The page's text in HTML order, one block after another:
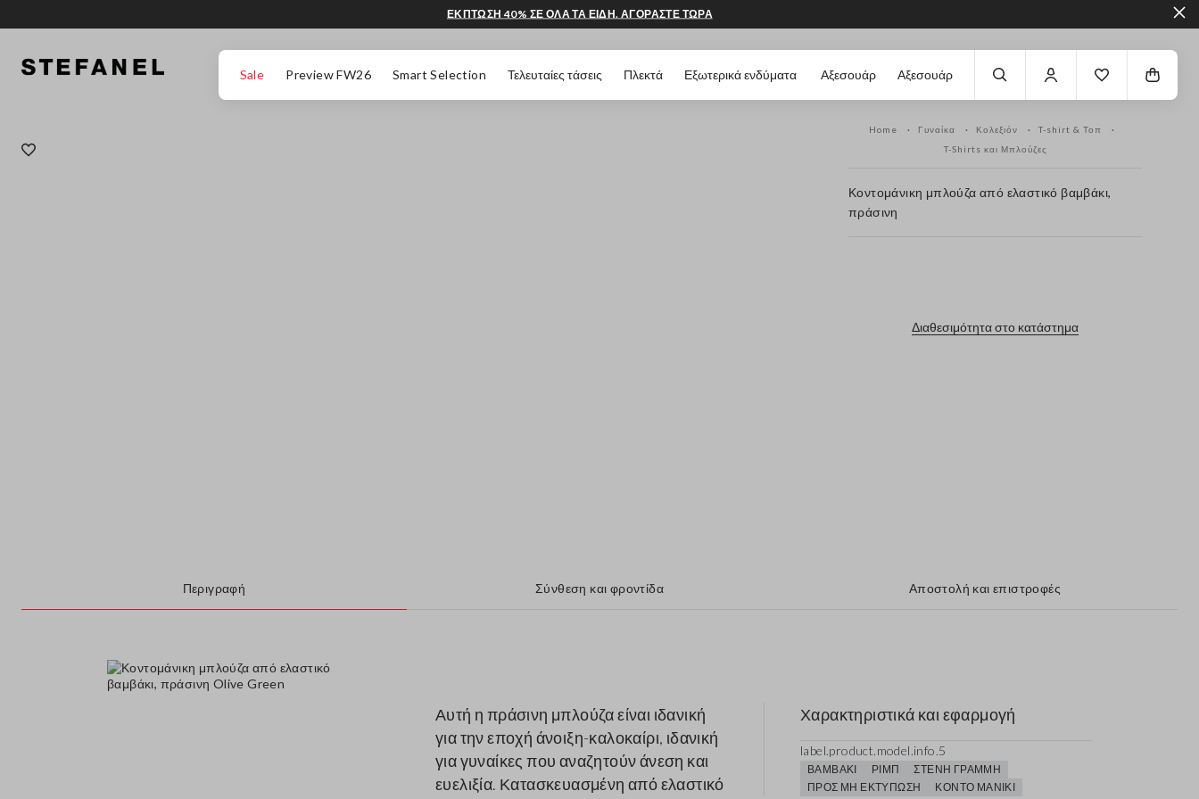
Sale Preview FW26 Smart Selection Τελευταίες τάσεις Πλεκτά Εξωτερικά ενδύματα Αξεσουάρ Αξεσουάρ
ΕΚΠΤΩΣΗ 40% ΣΕ ΟΛΑ ΤΑ ΕΙΔΗ. ΑΓΟΡΑΣΤΕ ΤΩΡΑ
Home Γυναίκα Κολεξιόν
T-shirt & Τοπ
T-Shirts και Μπλούζες
Κοντομάνικη μπλούζα από ελαστικό βαμβάκι,
πράσινη
Διαθεσιμότητα στο κατάστημα
Περιγραφή Σύνθεση και φροντίδα Αποστολή και επιστροφές
Αυτή η πράσινη μπλούζα είναι ιδανική
για την εποχή άνοιξη-καλοκαίρι, ιδανική
για γυναίκες που αναζητούν άνεση και
ευελιξία. Κατασκευασμένη από ελαστικό
Χαρακτηριστικά και εφαρμογή
label.product.model.info.5
ΒΑΜΒΆΚΙ ΡΙΜΠ
ΣΤΕΝΉ ΓΡΑΜΜΉ
ΠΡΟΣ ΜΗ ΕΚΤΎΠΩΣΗ
ΚΟΝΤΌ ΜΑΝΊΚΙ